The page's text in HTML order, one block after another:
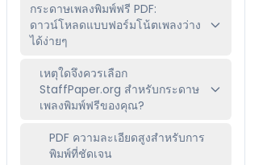
กระดาษเพลงพิมพ์ฟรี PDF:
ดาวน์โหลดแบบฟอร์มโน้ตเพลงว่าง
ได้ง่ายๆ
เหตุใดจึงควรเลือก
StaffPaper.org สำหรับกระดาษ
เพลงพิมพ์ฟรีของคุณ?
PDF ความละเอียดสูงสำหรับการ
พิมพ์ที่ชัดเจน